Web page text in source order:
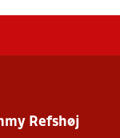
Refshøj